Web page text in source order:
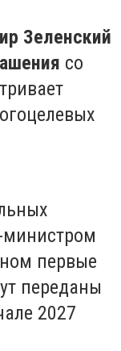
Зеленский
со
министром
первые
переданы
2027